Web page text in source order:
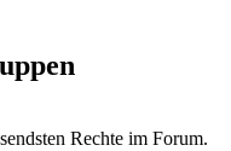
Rechte im Forum.